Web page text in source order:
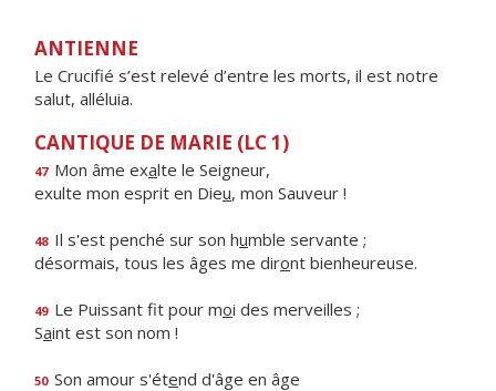
ANTIENNE
Le Crucifié s’est relevé d’entre les morts, il est notre
salut, alléluia.
CANTIQUE DE MARIE (LC 1)
47 Mon âme exalte le Seigneur,
exulte mon esprit en Dieu, mon Sauveur !
48 Il s'est penché sur son humble servante ;
désormais, tous les âges me diront bienheureuse.
49 Le Puissant fit pour moi des merveilles ;
Saint est son nom !
50 Son amour s'étend d'âge en âge